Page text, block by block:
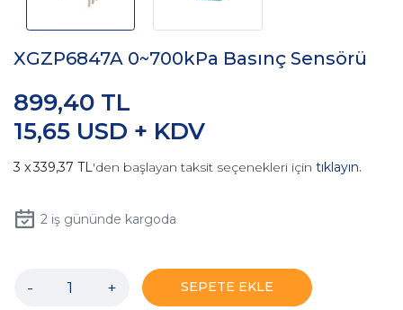
XGZP6847A 0~700kPa Basınç Sensörü
15,65 USD + KDV
899,40 TL
339,37 TL'den başlayan taksit seçenekleri için tıklayın.
2iş gününde kargoda
- + SEPETE EKLE